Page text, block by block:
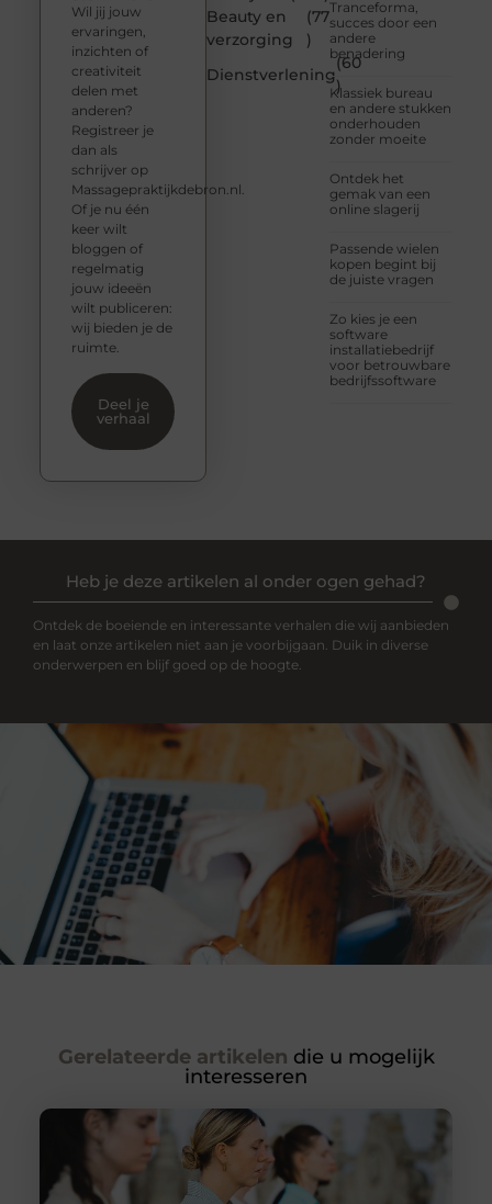
Beauty en
verzorging
(77
)
Dienstverlening
(60
)
Tranceforma,
succes door een
andere
benadering
Klassiek bureau
en andere stukken
onderhouden
zonder moeite
Ontdek het
gemak van een
online slagerij
Passende wielen
kopen begint bij
de juiste vragen
Zo kies je een
software
installatiebedrijf
voor betrouwbare
bedrijfssoftware
Wil jij jouw
ervaringen,
inzichten of
creativiteit
delen met
anderen?
Registreer je
dan als
schrijver op
Massagepraktijkdebron.nl.
Of je nu één
keer wilt
bloggen of
regelmatig
jouw ideeën
wilt publiceren:
wij bieden je de
ruimte.
Deel je
verhaal
Heb je deze artikelen al onder ogen gehad?
Ontdek de boeiende en interessante verhalen die wij aanbieden
en laat onze artikelen niet aan je voorbijgaan. Duik in diverse
onderwerpen en blijf goed op de hoogte.
Gerelateerde artikelen die u mogelijk
interesseren